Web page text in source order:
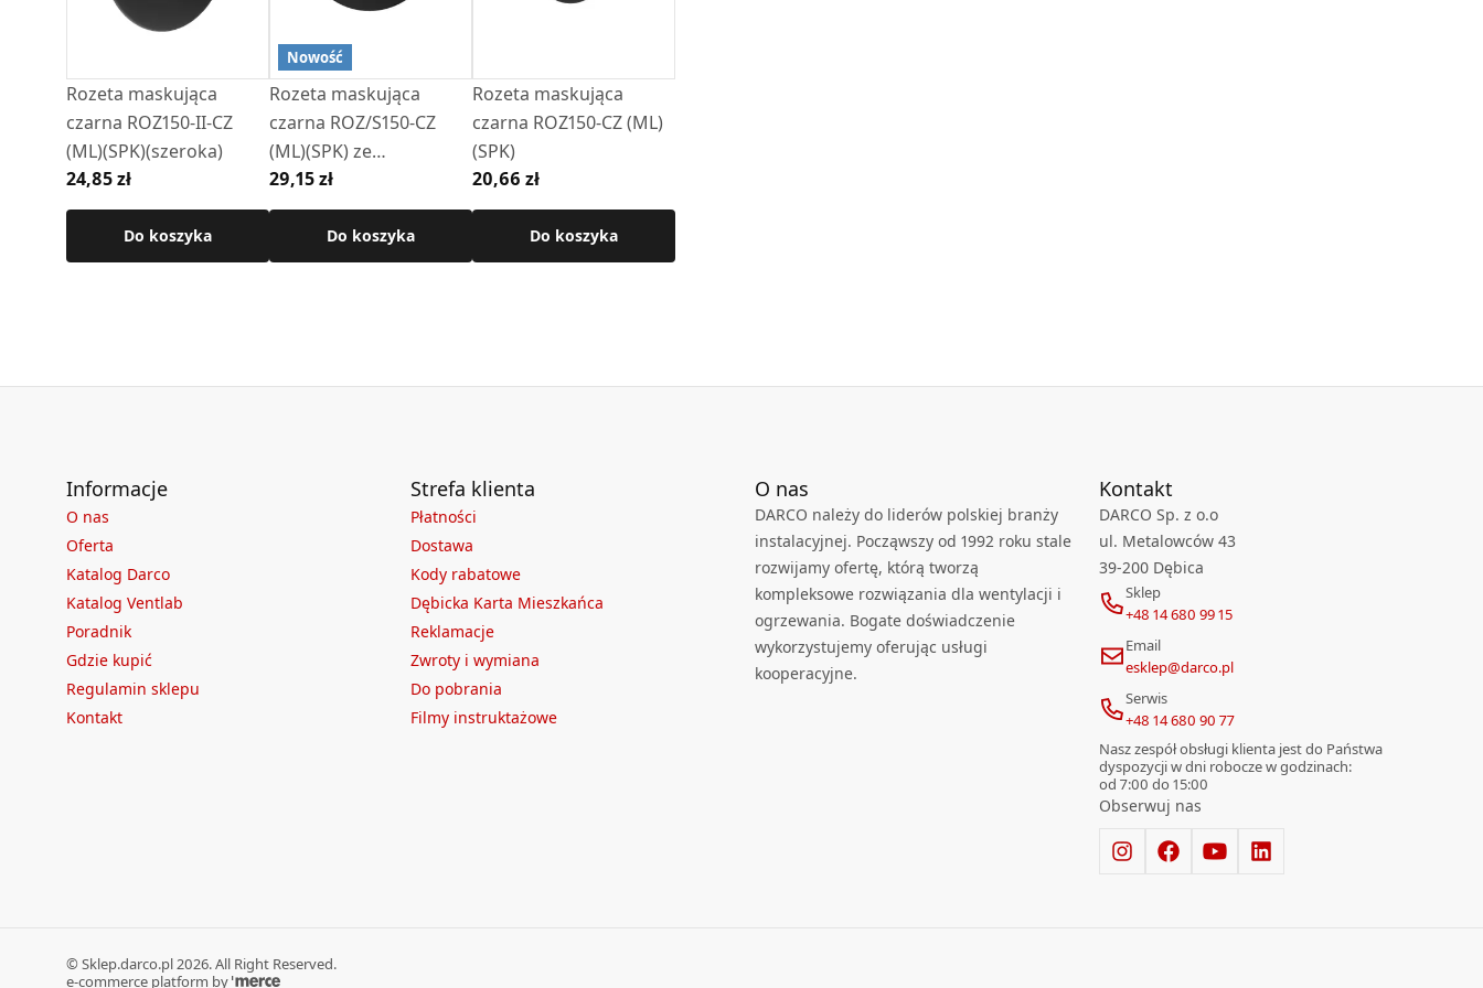
• Materiał: stal czarna malowana farbą żaroodporną Senotherm
Szczegółowe wymiary znajdują się w karcie technicznej produktu.
Rozeta maskująca
czarna ROZ150-II-CZ
(ML)(SPK)(szeroka)
24,85 zł
Do koszyka
Nowość
Rozeta maskująca
czarna ROZ/S150-CZ
(ML)(SPK) ze
sprężynami
29,15 zł
Do koszyka
Rozeta maskująca
czarna ROZ150-CZ (ML)
(SPK)
20,66 zł
Do koszyka
Informacje
O nas
Oferta
Katalog Darco
Katalog Ventlab
Poradnik
Gdzie kupić
Regulamin sklepu
Kontakt
Strefa klienta
Płatności
Dostawa
Kody rabatowe
Dębicka Karta Mieszkańca
Reklamacje
Zwroty i wymiana
Do pobrania
Filmy instruktażowe
O nas
DARCO należy do liderów polskiej branży
instalacyjnej. Począwszy od 1992 roku stale
rozwijamy ofertę, którą tworzą
kompleksowe rozwiązania dla wentylacji i
ogrzewania. Bogate doświadczenie
wykorzystujemy oferując usługi
kooperacyjne.
Kontakt
DARCO Sp. z o.o
ul. Metalowców 43
39-200 Dębica
Sklep
+48 14 680 99 15
Email
esklep@darco.pl
Serwis
+48 14 680 90 77
Nasz zespół obsługi klienta jest do Państwa
dyspozycji w dni robocze w godzinach:
od 7:00 do 15:00
Obserwuj nas
© Sklep.darco.pl 2026. All Right Reserved.
e-commerce platform by